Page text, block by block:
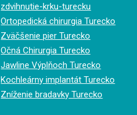
zdvihnutie-krku-turecku
Ortopedická chirurgia Turecko
Zväčšenie pier Turecko
Očná Chirurgia Turecko
Jawline Výplňoch Turecko
Kochleárny implantát Turecko
Zníženie bradavky Turecko